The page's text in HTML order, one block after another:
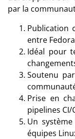
par la
Publication
entre
Idéal pour
Soutenu
Prise en
pipelines CI/
Un
équipes